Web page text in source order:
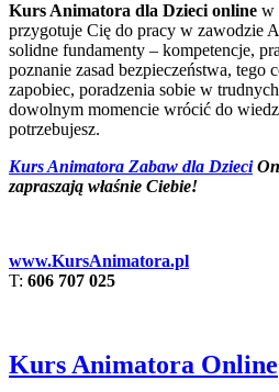
Kurs Animatora dla Dzieci online w
przygotuje Cię do pracy w zawodzie
solidne fundamenty – kompetencje,
poznanie zasad bezpieczeństwa, tego
zapobiec, poradzenia sobie w
dowolnym momencie wrócić do
potrzebujesz.
Kurs Animatora Zabaw dla Dzieci
zapraszają właśnie Ciebie!
www.KursAnimatora.pl
T: 606 707 025
Kurs Animatora Online